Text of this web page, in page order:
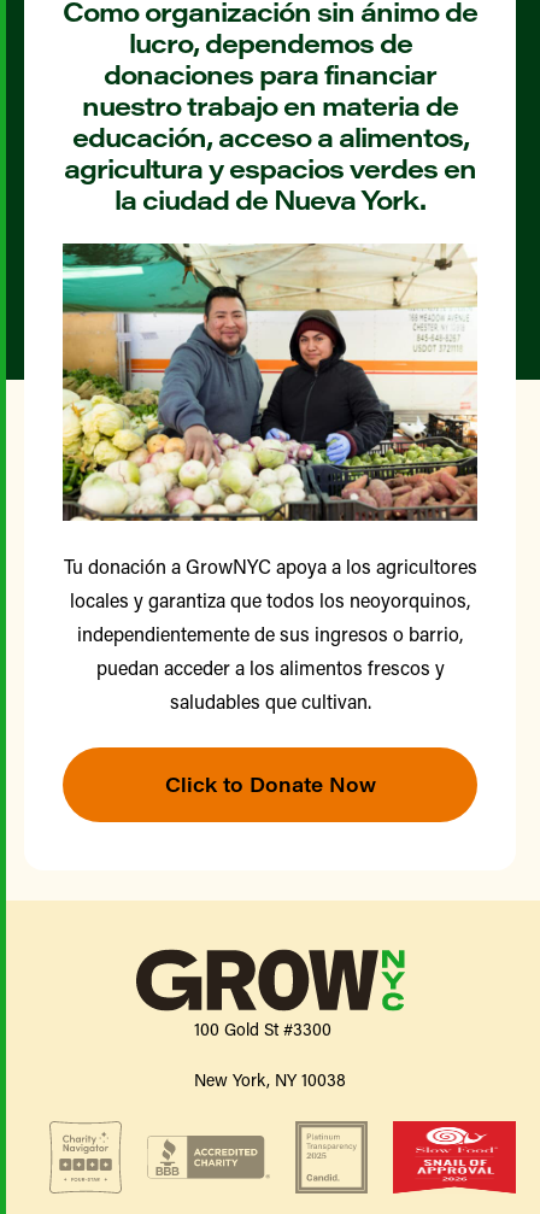
Como organización sin ánimo de
lucro, dependemos de
donaciones para financiar
nuestro trabajo en materia de
educación, acceso a alimentos,
agricultura y espacios verdes en
la ciudad de Nueva York.
Tu donación a GrowNYC apoya a los agricultores
locales y garantiza que todos los neoyorquinos,
independientemente de sus ingresos o barrio,
puedan acceder a los alimentos frescos y
saludables que cultivan.
Click to Donate Now
100 Gold St #3300
New York, NY 10038